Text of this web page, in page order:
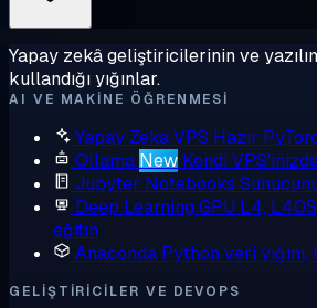
Yapay zekâ geliştiricilerinin ve
kullandığı yığınlar.
AI VE MAKINE ÖĞRENMESI
Yapay Zeka VPS Hazır
Ollama New Kendi
Jupyter Notebooks
Deep Learning GPU L4,
eğitin
Anaconda Python veri yığını,
GELIŞTIRICILER VE DEVOPS